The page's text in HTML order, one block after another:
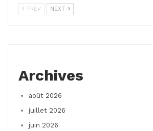
PREV NEXT
Archives
août 2026
juillet 2026
juin 2026